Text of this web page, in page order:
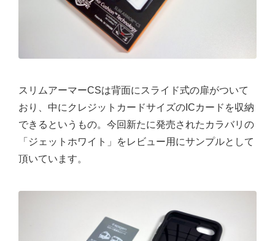
スリムアーマーCSは背面にスライド式の扉がついて
おり、中にクレジットカードサイズのICカードを収納
できるというもの。今回新たに発売されたカラバリの
「ジェットホワイト」をレビュー用にサンプルとして
頂いています。